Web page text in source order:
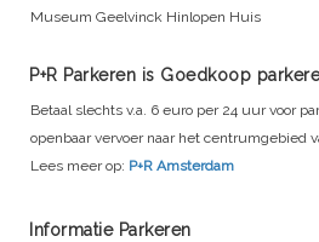
Museum Geelvinck Hinlopen Huis
P+R Parkeren is Goedkoop
Betaal slechts v.a. 6 euro per 24 uur voor
openbaar vervoer naar het centrumgebied
Lees meer op: P+R Amsterdam
Informatie Parkeren